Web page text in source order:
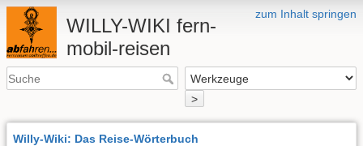
zum Inhalt springen
WILLY-WIKI fern-
mobil-reisen
>
Willy-Wiki: Das Reise-Wörterbuch